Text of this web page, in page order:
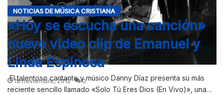
El talentoso cantante y músico Danny Díaz presenta su más
reciente sencillo llamado «Solo Tú Eres Dios (En Vivo)», una…
NOTICIAS DE MÚSICA CRISTIANA
«Hoy se escucha una canción»
nuevo video clip de Emanuel y
Linda Espinosa
18 noviembre, 2012 0